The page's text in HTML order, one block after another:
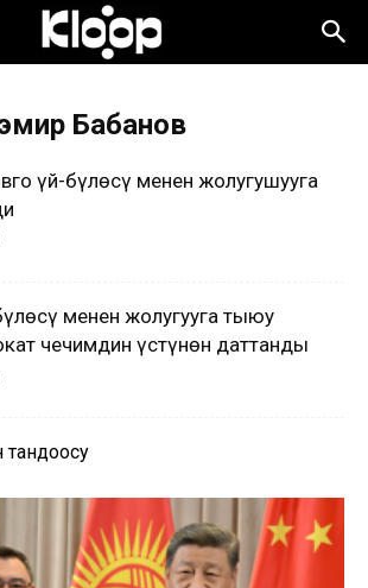
Бабанов
үй-бүлөсү менен жолугушууга
менен жолугууга тыюу
чечимдин үстүнөн даттанды